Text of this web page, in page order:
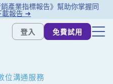
產業指標報告》幫助你掌握同
載報告 ➜
登入
免費試用
位溝通服務